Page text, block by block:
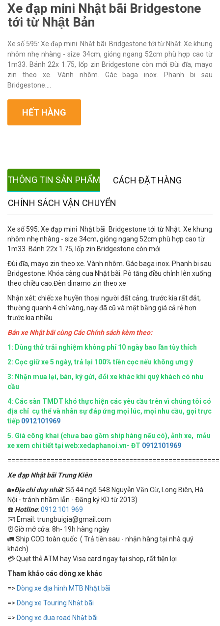
Xe đạp mini Nhật bãi Bridgestone
tới từ Nhật Bản
Xe số 595: Xe đạp mini Nhật bãi Bridgestone tới từ Nhật. Xe khung
nhôm nhẹ nhàng - size 34cm, gióng ngang 52cm phù hợp cao từ
1m33. Bánh 22x 1.75, lốp zin Bridgestone còn mới Đùi đĩa, mayo
zin theo xe. Vành nhôm. Gác baga inox. Phanh bi sau
Bridgestone....
HẾT HÀNG
THÔNG TIN SẢN PHẨM CÁCH ĐẶT HÀNG
CHÍNH SÁCH VẬN CHUYỂN
Xe số 595: Xe đạp mini Nhật bãi Bridgestone tới từ Nhật. Xe khung
nhôm nhẹ nhàng - size 34cm, gióng ngang 52cm phù hợp cao từ
1m33. Bánh 22x 1.75, lốp zin Bridgestone còn mới
Đùi đĩa, mayo zin theo xe. Vành nhôm. Gác baga inox. Phanh bi sau
Bridgestone. Khóa càng cua Nhật bãi. Pô tăng điều chỉnh lên xuống
theo chiều cao.Đèn dinamo zin theo xe
Nhận xét: chiếc xe huyền thoại người đất cảng, trước kia rất đắt,
thường quanh 4 chỉ vàng, nay đã cũ và mặt bằng giá cả rẻ hơn
trước kia nhiều
Bán xe Nhật bãi cùng Các Chính sách kèm theo:
1: Dùng thử trải nghiệm không phí 10 ngày bao lần tùy thích
2: Cọc giữ xe 5 ngày, trả lại 100% tiền cọc nếu không ưng ý
3: Nhận mua lại, bán, ký gửi, đổi xe khác khi quý khách có nhu
cầu
4: Các sàn TMDT khó thực hiện các yêu cầu trên vì chúng tôi có
địa chỉ cụ thể và nhân sự đáp ứng mọi lúc, mọi nhu cầu, gọi trực
tiếp 0912101969
5. Giá công khai (chưa bao gồm ship hàng nếu có), ảnh xe, mẫu
xe xem chi tiết tại web:xedaphanoi.vn- ĐT 0912101969
Xe đạp Nhật bãi Trung Kiên
🏡Địa chỉ duy nhất: Số 44 ngõ 548 Nguyễn Văn Cừ, Long Biên, Hà
Nội - tránh nhầm lẫn - Đăng ký KD từ 2013)
☎️ Hotline: 0912 101 969
✉️ Email: trungbuigia@gmail.com
⏰Giờ mở cửa: 8h- 19h hàng ngày
🚛 Ship COD toàn quốc ( Trả tiền sau - nhận hàng tại nhà quý
khách)
💳 Quẹt thẻ ATM hay Visa card ngay tại shop, rất tiện lợi
Tham khảo các dòng xe khác
=> Dòng xe địa hình MTB Nhật bãi
=> Dòng xe Touring Nhật bãi
=> Dòng xe đua road Nhật bãi